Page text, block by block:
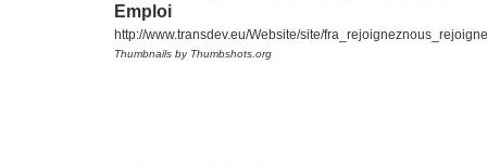
Emploi
http://www.transdev.eu/Website/site/
Thumbnails by Thumbshots.org